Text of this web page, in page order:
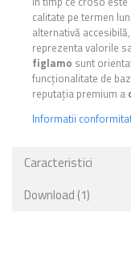
calitate pe termen
alternativă
reprezenta valorile
figlamo sunt
funcționalitate de
reputația premium a
Informatii
Caracteristici
Download (1)